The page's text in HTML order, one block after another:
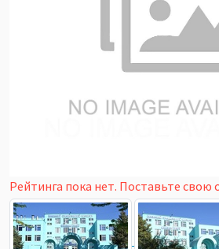
Рейтинга пока нет. Поставьте свою